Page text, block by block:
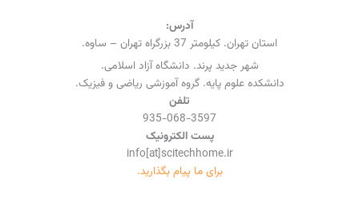
آدرس:
استان تهران. کیلومتر 37 بزرگراه تهران – ساوه.
شهر جدید پرند. دانشگاه آزاد اسلامی.
دانشکده علوم پایه. گروه آموزشی ریاضی و فیزیک.
تلفن
935-068-3597
پست الکترونیک
info[at]scitechhome.ir
برای ما پیام بگذارید.